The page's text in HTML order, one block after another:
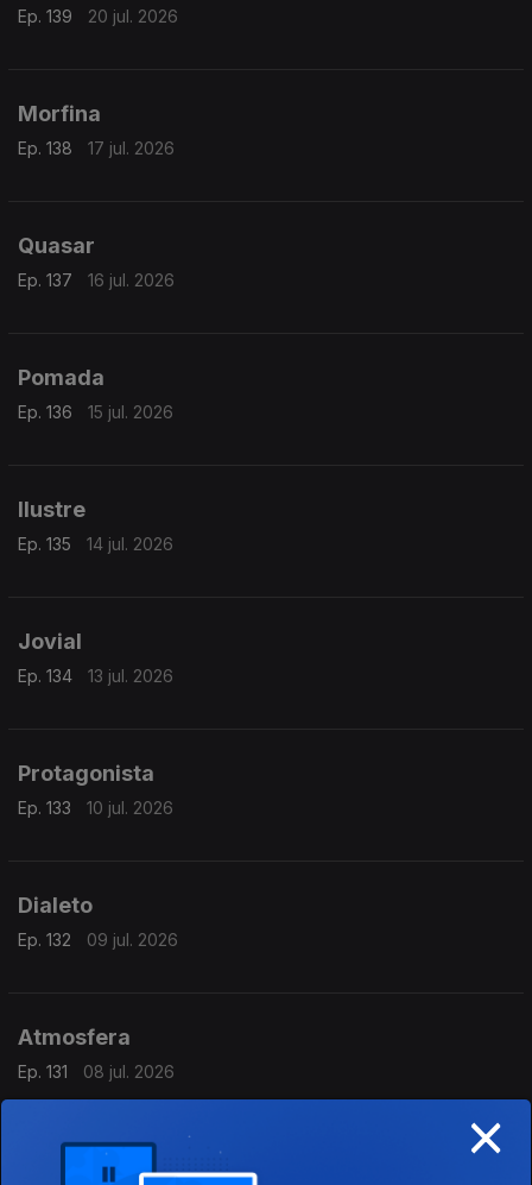
Ep. 139 20 jul. 2026
Morfina
Ep. 138 17 jul. 2026
Quasar
Ep. 137 16 jul. 2026
Pomada
Ep. 136 15 jul. 2026
Ilustre
Ep. 135 14 jul. 2026
Jovial
Ep. 134 13 jul. 2026
Protagonista
Ep. 133 10 jul. 2026
Dialeto
Ep. 132 09 jul. 2026
Atmosfera
Ep. 131 08 jul. 2026
Atlântico ×